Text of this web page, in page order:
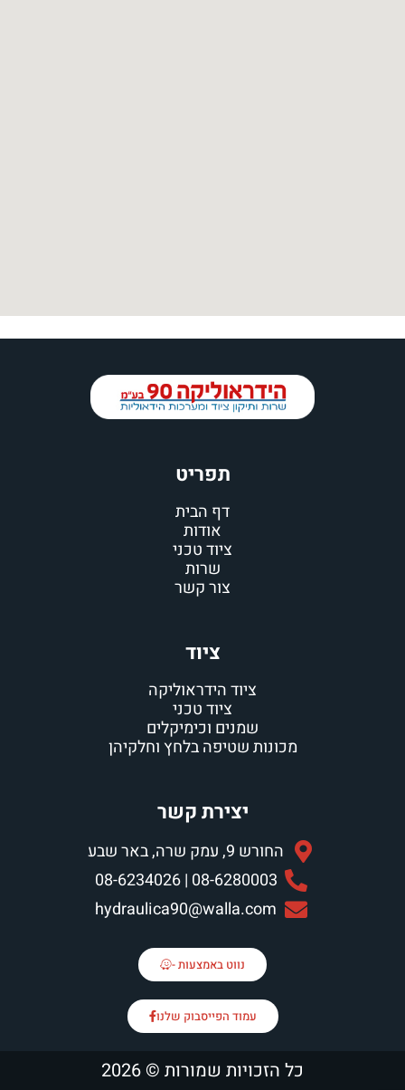
תפריט
דף הבית
אודות
ציוד טכני
שרות
צור קשר
ציוד
ציוד הידראוליקה
ציוד טכני
שמנים וכימיקלים
מכונות שטיפה בלחץ וחלקיהן
יצירת קשר
החורש 9, עמק שרה, באר שבע
08-6280003 | 08-6234026
hydraulica90@walla.com
נווט באמצעות -
עמוד הפייסבוק שלנו
כל הזכויות שמורות © 2026